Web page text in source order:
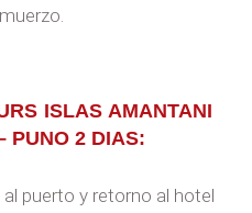
ISLAS AMANTANI
PUNO 2 DIAS:
puerto y retorno al hotel